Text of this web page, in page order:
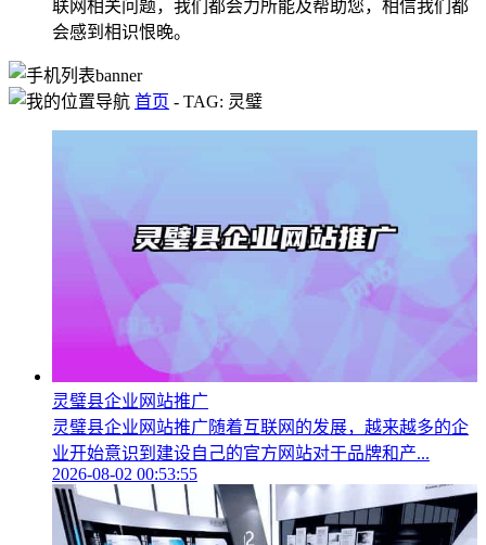
联网相关问题，我们都会力所能及帮助您，相信我们都
会感到相识恨晚。
首页 - TAG: 灵璧
灵璧县企业网站推广
灵璧县企业网站推广随着互联网的发展，越来越多的企
业开始意识到建设自己的官方网站对于品牌和产...
2026-08-02 00:53:55